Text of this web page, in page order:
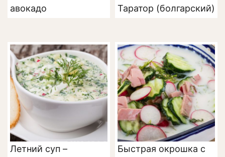
авокадо
Таратор (болгарский)
Летний суп –
Быстрая окрошка с